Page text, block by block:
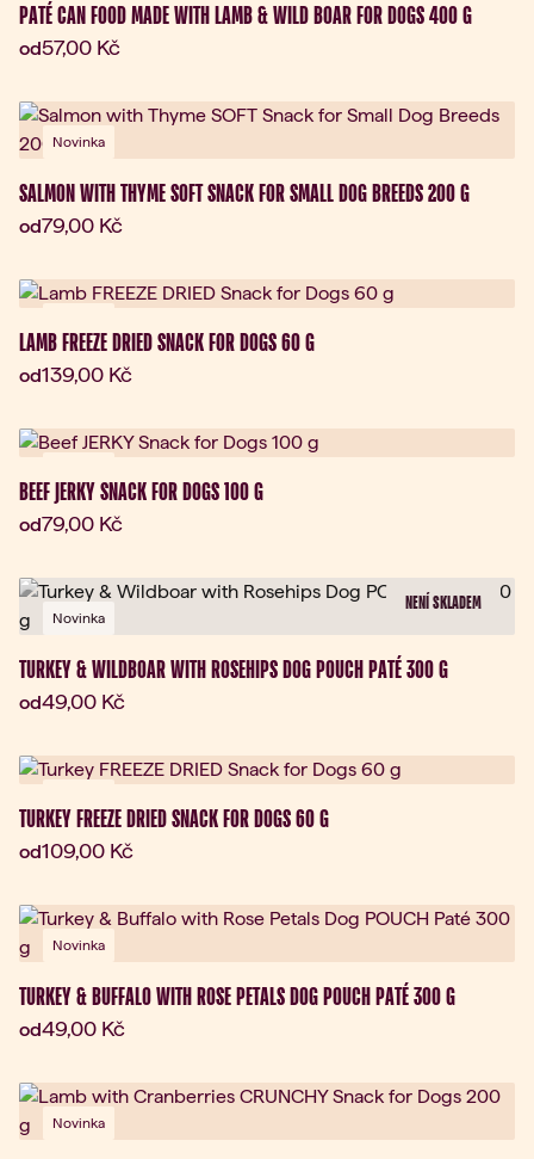
PATÉ CAN FOOD MADE WITH LAMB & WILD BOAR FOR DOGS 400 G
odAktuální cena:
57,00 Kč
Novinka
SALMON WITH THYME SOFT SNACK FOR SMALL DOG BREEDS 200 G
odAktuální cena:
79,00 Kč
LAMB FREEZE DRIED SNACK FOR DOGS 60 G
odAktuální cena:
139,00 Kč
BEEF JERKY SNACK FOR DOGS 100 G
odAktuální cena:
79,00 Kč
Novinka
NENÍ SKLADEM
TURKEY & WILDBOAR WITH ROSEHIPS DOG POUCH PATÉ 300 G
odAktuální cena:
49,00 Kč
TURKEY FREEZE DRIED SNACK FOR DOGS 60 G
odAktuální cena:
109,00 Kč
Novinka
TURKEY & BUFFALO WITH ROSE PETALS DOG POUCH PATÉ 300 G
odAktuální cena:
49,00 Kč
Novinka